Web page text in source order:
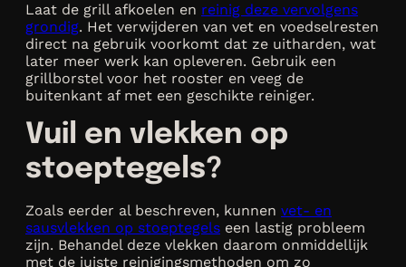
Laat de grill afkoelen en reinig deze vervolgens
grondig. Het verwijderen van vet en voedselresten
direct na gebruik voorkomt dat ze uitharden, wat
later meer werk kan opleveren. Gebruik een
grillborstel voor het rooster en veeg de
buitenkant af met een geschikte reiniger.
Vuil en vlekken op
stoeptegels?
Zoals eerder al beschreven, kunnen vet- en
sausvlekken op stoeptegels een lastig probleem
zijn. Behandel deze vlekken daarom onmiddellijk
met de juiste reinigingsmethoden om zo